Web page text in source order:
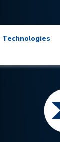
Technologies